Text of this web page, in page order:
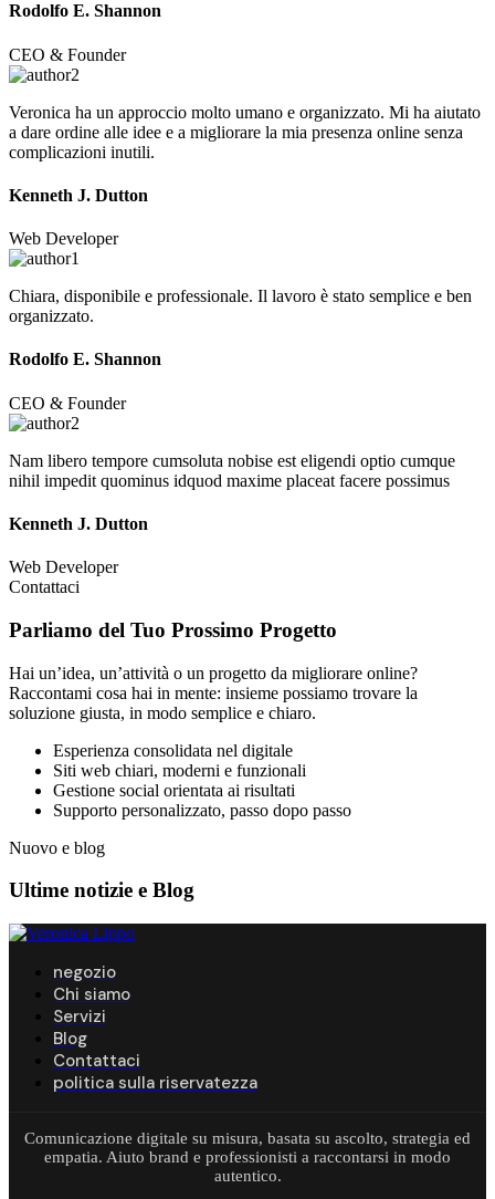
Rodolfo E. Shannon
CEO & Founder
Veronica ha un approccio molto umano e organizzato. Mi ha aiutato
a dare ordine alle idee e a migliorare la mia presenza online senza
complicazioni inutili.
Kenneth J. Dutton
Web Developer
Chiara, disponibile e professionale. Il lavoro è stato semplice e ben
organizzato.
Rodolfo E. Shannon
CEO & Founder
Nam libero tempore cumsoluta nobise est eligendi optio cumque
nihil impedit quominus idquod maxime placeat facere possimus
Kenneth J. Dutton
Web Developer
Contattaci
Parliamo del Tuo Prossimo Progetto
Hai un’idea, un’attività o un progetto da migliorare online?
Raccontami cosa hai in mente: insieme possiamo trovare la
soluzione giusta, in modo semplice e chiaro.
Esperienza consolidata nel digitale
Siti web chiari, moderni e funzionali
Gestione social orientata ai risultati
Supporto personalizzato, passo dopo passo
Nuovo e blog
Ultime notizie e Blog
negozio
Chi siamo
Servizi
Blog
Contattaci
politica sulla riservatezza
Comunicazione digitale su misura, basata su ascolto, strategia ed
empatia. Aiuto brand e professionisti a raccontarsi in modo
autentico.